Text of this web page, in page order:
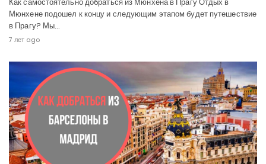
Как самостоятельно добраться из Мюнхена в Прагу Отдых в
Мюнхене подошел к концу и следующим этапом будет путешествие
в Прагу? Мы…
7 лет ago